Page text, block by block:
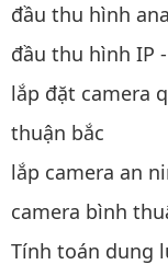
đầu thu hình
đầu thu hình IP
lắp đặt camera
thuận bắc
lắp camera an
camera bình
Tính toán dung